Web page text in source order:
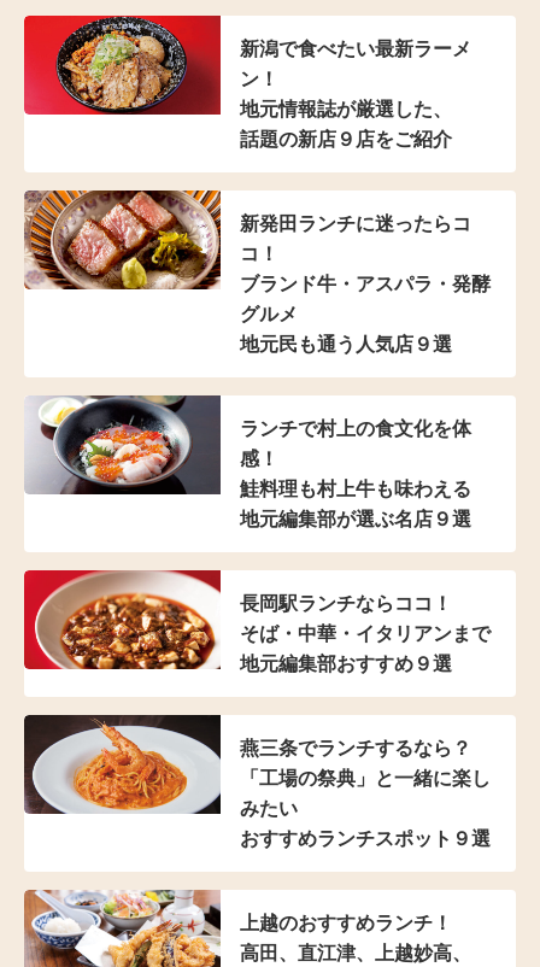
新潟で食べたい最新ラーメ
ン！
地元情報誌が厳選した、
話題の新店９店をご紹介
新発田ランチに迷ったらコ
コ！
ブランド牛・アスパラ ・発酵
グルメ
地元民も通う人気店９選
ランチで村上の食文化を体
感！
鮭料理も村上牛も味わえる
地元編集部が選ぶ名店９選
長岡駅ランチならココ！
そば・中華・イタリアンまで
地元編集部おすすめ９選
燕三条でランチするなら？
「工場の祭典」と一緒に楽し
みたい
おすすめランチスポット９選
上越のおすすめランチ！
高田、直江津、上越妙高、